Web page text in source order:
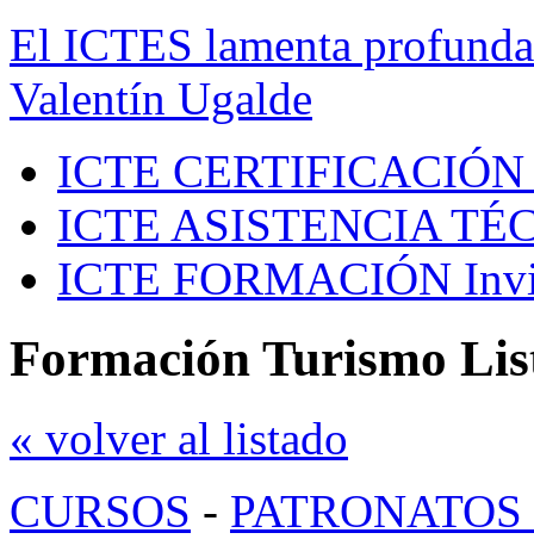
El ICTES lamenta
Valentín Ugalde
ICTE CERTIFICACIÓN
ICTE ASISTENCIA
ICTE FORMACIÓN
Formación Turismo
« volver al listado
CURSOS -